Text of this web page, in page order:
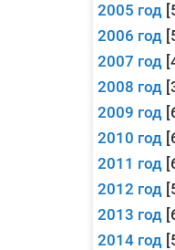
2005 год
2006 год
2007 год
2008 год
2009 год
2010 год
2011 год
2012 год
2013 год
2014 год